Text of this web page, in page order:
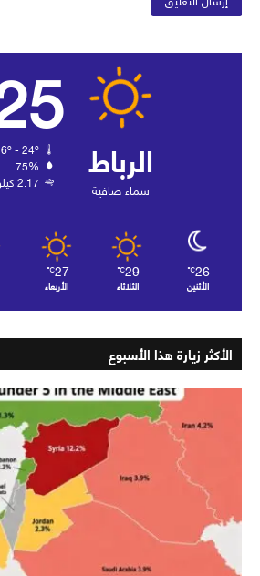
الرباط
سماء صافية
75%
2.17 كيلومتر/ساعة
26
℃
الأثنين
29
℃
الثلاثاء
27
℃
الأربعاء
الأكثر زيارة هذا الأسبوع